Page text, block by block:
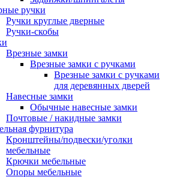
ручки
Ручки круглые дверные
Ручки-скобы
Врезные замки
Врезные замки с ручками
Врезные замки с ручками
для деревянных дверей
Навесные замки
Обычные навесные замки
Почтовые / накидные замки
фурнитура
Кронштейны/подвески/уголки
мебельные
Крючки мебельные
Опоры мебельные